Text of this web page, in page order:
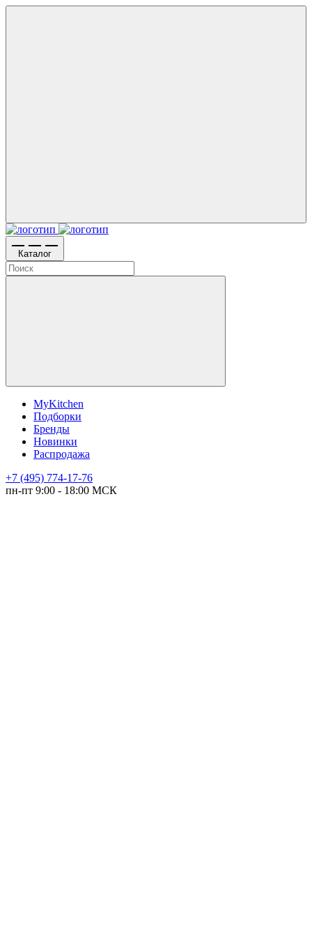
Каталог
MyKitchen
Подборки
Бренды
Новинки
Распродажа
+7 (495) 774-17-76
пн-пт 9:00 - 18:00 МСК